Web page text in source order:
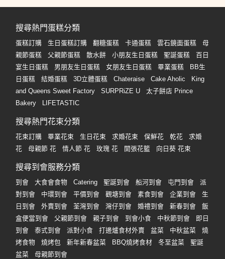
搜尋熱門蛋糕分類
蛋糕訂購 生日蛋糕訂購 翻糖蛋糕 卡通蛋糕 雲石鏡面蛋糕
母
親節蛋糕
父親節蛋糕 散水餅 小朋友生日蛋糕 聖誕蛋糕
百日
宴生日蛋糕
男朋友生日蛋糕 女朋友生日蛋糕 畢業蛋糕
BB生
日蛋糕
結婚蛋糕 3D立體蛋糕 Chateraise Cake Aholic
King
and Queens Sweet Factory
SURPRiZE U
太子餅店 Prince
Bakery
LIFETASTIC
搜尋熱門花束分類
花束訂購 畢業花束 生日花束 求婚花束 保鮮花 乾花
求婚
花
母親節 花 情人節 花 玫瑰 花 開張花籃 向日葵 花束
搜尋到會服務分類
到會 大食會食物 Catering 聖誕到會 船河到會 屯門到會
派
對到會
中環到會 平價到會 觀塘到會 素食到會 企業到會
生
日到會
外賣到會 荃灣到會 灣仔到會 婚禮到會 新春到會
飯
盒便當到會
父親節到會 親子到會 到會小食 中秋節到會
即日
到會
泰式到會 派對小食 打邊爐食材外賣 盆菜 中秋盆菜
燒
烤食物
燒烤包 新年新春盆菜 BBQ燒烤食材 冬至盆菜
聖誕
盆菜
母親節到會